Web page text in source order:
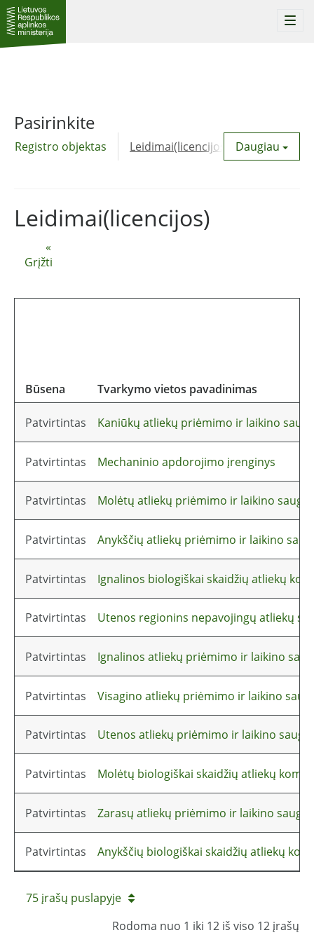
Pasirinkite
Registro objektas Leidimai(licencijos) Daugiau
«
Grįžti
Leidimai(licencijos)
Būsena Tvarkymo vietos pavadinimas
Patvirtintas Kaniūkų atliekų priėmimo ir laikino
Patvirtintas Mechaninio apdorojimo įrenginys
Patvirtintas Molėtų atliekų priėmimo ir laikino
Patvirtintas Anykščių atliekų priėmimo ir laikino
Patvirtintas Ignalinos biologiškai skaidžių atliekų
Patvirtintas Utenos regionins nepavojingų atliekų
Patvirtintas Ignalinos atliekų priėmimo ir laikino
Patvirtintas Visagino atliekų priėmimo ir laikino
Patvirtintas Utenos atliekų priėmimo ir laikino
Patvirtintas Molėtų biologiškai skaidžių atliekų
Patvirtintas Zarasų atliekų priėmimo ir laikino
Patvirtintas Anykščių biologiškai skaidžių atliekų
75 įrašų puslapyje
Rodoma nuo 1 iki 12 iš viso 12 įrašų